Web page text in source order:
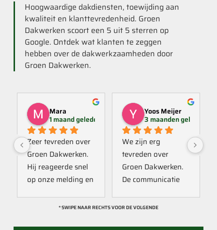
Hoogwaardige dakdiensten, toewijding aan
kwaliteit en klanttevredenheid. Groen
Dakwerken scoort een 5 uit 5 sterren op
Google. Ontdek wat klanten te zeggen
hebben over de dakwerkzaamheden door
Groen Dakwerken.
Mara
1 maand geleden
Zeer tevreden over
Groen Dakwerken.
Hij reageerde snel
op onze melding en
een collega kijken
Yoos Meijer
3 maanden geleden
We zijn erg
tevreden over
Groen Dakwerken.
De communicatie
met Jan, hij heeft
* SWIPE NAAR RECHTS VOOR DE VOLGENDE